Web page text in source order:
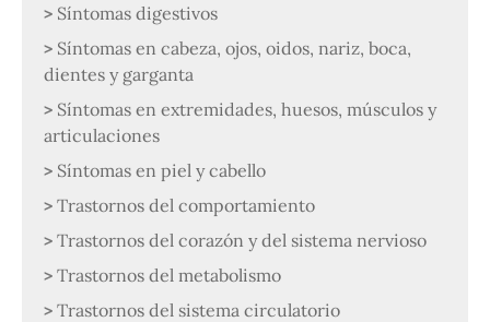
Síntomas digestivos
Síntomas en cabeza, ojos, oidos, nariz, boca,
dientes y garganta
Síntomas en extremidades, huesos, músculos y
articulaciones
Síntomas en piel y cabello
Trastornos del comportamiento
Trastornos del corazón y del sistema nervioso
Trastornos del metabolismo
Trastornos del sistema circulatorio